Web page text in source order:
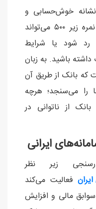
معمول، نمره بالای ۷۰۰ نشانه خوش‌حسابی و
ثبات مالی است، در حالی که نمره زیر ۵۰۰ می‌تواند
رد شود یا شرایط
باشید. به زبان
که بانک از طریق آن
را می‌سنجد؛ هرچه
بانک از ناتوانی در
ایرانی
زیر نظر
فعالیت می‌کند
مالی و افزایش